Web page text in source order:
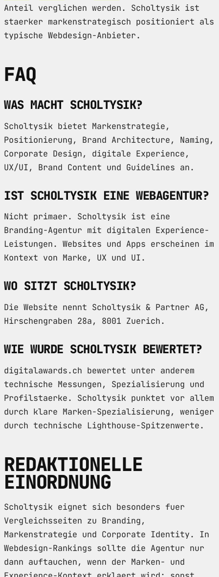
Anteil verglichen werden. Scholtysik ist
staerker markenstrategisch positioniert als
typische Webdesign-Anbieter.
FAQ
WAS MACHT SCHOLTYSIK?
Scholtysik bietet Markenstrategie,
Positionierung, Brand Architecture, Naming,
Corporate Design, digitale Experience,
UX/UI, Brand Content und Guidelines an.
IST SCHOLTYSIK EINE WEBAGENTUR?
Nicht primaer. Scholtysik ist eine
Branding-Agentur mit digitalen Experience-
Leistungen. Websites und Apps erscheinen im
Kontext von Marke, UX und UI.
WO SITZT SCHOLTYSIK?
Die Website nennt Scholtysik & Partner AG,
Hirschengraben 28a, 8001 Zuerich.
WIE WURDE SCHOLTYSIK BEWERTET?
digitalawards.ch bewertet unter anderem
technische Messungen, Spezialisierung und
Profilstaerke. Scholtysik punktet vor allem
durch klare Marken-Spezialisierung, weniger
durch technische Lighthouse-Spitzenwerte.
REDAKTIONELLE
EINORDNUNG
Scholtysik eignet sich besonders fuer
Vergleichsseiten zu Branding,
Markenstrategie und Corporate Identity. In
Webdesign-Rankings sollte die Agentur nur
dann auftauchen, wenn der Marken- und